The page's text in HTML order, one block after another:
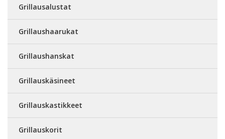
Grillausalustat
Grillaushaarukat
Grillaushanskat
Grillauskäsineet
Grillauskastikkeet
Grillauskorit